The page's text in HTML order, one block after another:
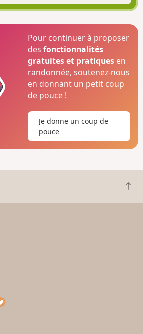
Pour continuer à proposer
desfonctionnalités
gratuites et pratiques en
randonnée, soutenez-nous
en donnant un petit coup
de pouce !
Je donne un coup de
pouce
R
e